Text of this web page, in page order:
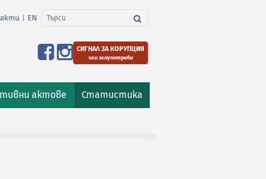
EN
СИГНАЛ ЗА КОРУПЦИЯ
или злоупотреби
актове Статистика